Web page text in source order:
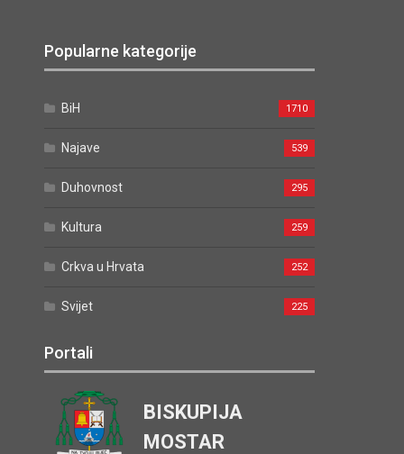
Popularne kategorije
BiH 1710
Najave 539
Duhovnost 295
Kultura 259
Crkva u Hrvata 252
Svijet 225
Portali
BISKUPIJA
MOSTAR